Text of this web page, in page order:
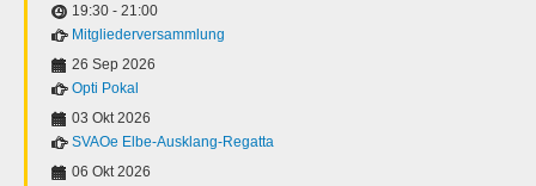
19:30 - 21:00
Mitgliederversammlung
26 Sep 2026
Opti Pokal
03 Okt 2026
SVAOe Elbe-Ausklang-Regatta
06 Okt 2026